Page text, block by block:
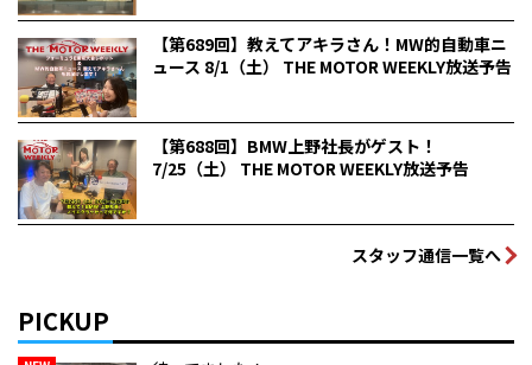
【第689回】教えてアキラさん！MW的自動車ニ
ュース 8/1（土） THE MOTOR WEEKLY放送予告
【第688回】BMW上野社長がゲスト！
7/25（土） THE MOTOR WEEKLY放送予告
スタッフ通信一覧へ
PICKUP